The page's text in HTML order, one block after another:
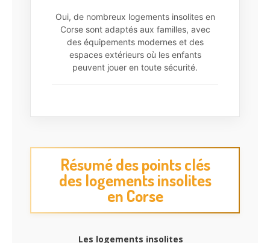
Oui, de nombreux logements insolites en
Corse sont adaptés aux familles, avec
des équipements modernes et des
espaces extérieurs où les enfants
peuvent jouer en toute sécurité.
Résumé des points clés
des logements insolites
en Corse
Les logements insolites